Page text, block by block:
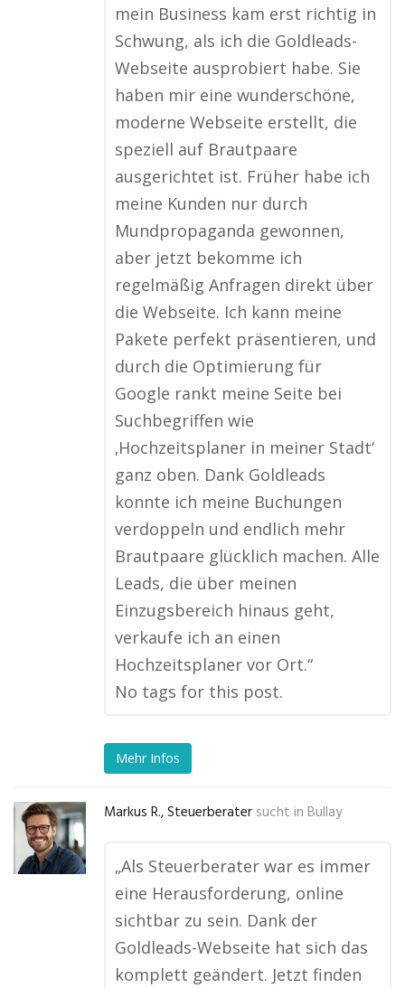
mein Business kam erst richtig in
Schwung, als ich die Goldleads-
Webseite ausprobiert habe. Sie
haben mir eine wunderschöne,
moderne Webseite erstellt, die
speziell auf Brautpaare
ausgerichtet ist. Früher habe ich
meine Kunden nur durch
Mundpropaganda gewonnen,
aber jetzt bekomme ich
regelmäßig Anfragen direkt über
die Webseite. Ich kann meine
Pakete perfekt präsentieren, und
durch die Optimierung für
Google rankt meine Seite bei
Suchbegriffen wie
‚Hochzeitsplaner in meiner Stadt‘
ganz oben. Dank Goldleads
konnte ich meine Buchungen
verdoppeln und endlich mehr
Brautpaare glücklich machen. Alle
Leads, die über meinen
Einzugsbereich hinaus geht,
verkaufe ich an einen
Hochzeitsplaner vor Ort.“
No tags for this post.
Mehr Infos
Markus R., Steuerberater sucht in Bullay
„Als Steuerberater war es immer
eine Herausforderung, online
sichtbar zu sein. Dank der
Goldleads-Webseite hat sich das
komplett geändert. Jetzt finden